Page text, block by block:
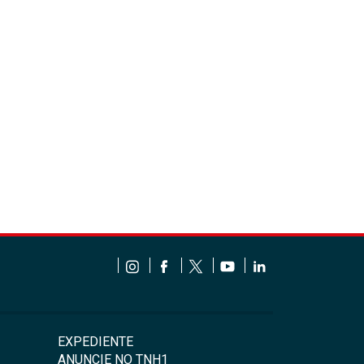
EXPEDIENTE
ANUNCIE NO TNH1